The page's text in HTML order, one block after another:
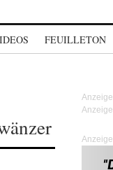
FEUILLETON
Anzeige